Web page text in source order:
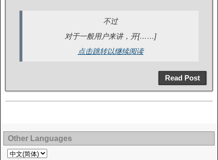
不过
对于一般用户来讲，开[……]
点击跳转以继续阅读
Read Post
Other Languages